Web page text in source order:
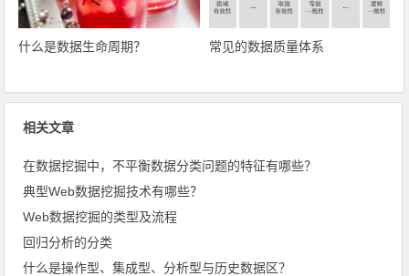
什么是数据生命周期？ 常见的数据质量体系
相关文章
在数据挖掘中，不平衡数据分类问题的特征有哪些？
典型Web数据挖掘技术有哪些？
Web数据挖掘的类型及流程
回归分析的分类
什么是操作型、集成型、分析型与历史数据区？